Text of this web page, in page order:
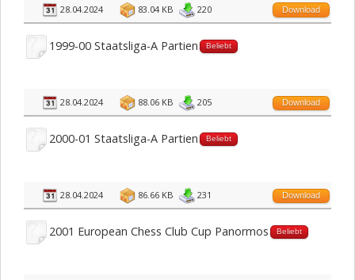
28.04.2024 83.04 KB 220 Download
1999-00 Staatsliga-A Partien Beliebt
28.04.2024 88.06 KB 205 Download
2000-01 Staatsliga-A Partien Beliebt
28.04.2024 86.66 KB 231 Download
2001 European Chess Club Cup Panormos Beliebt